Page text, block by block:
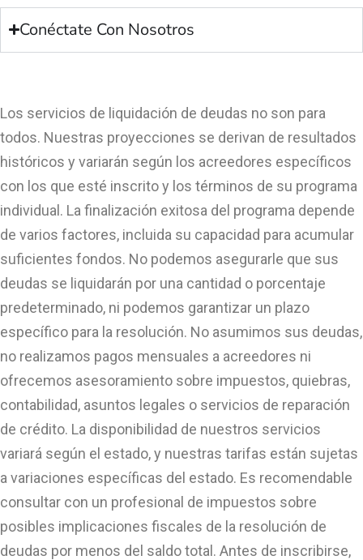
Conéctate Con Nosotros
Los servicios de liquidación de deudas no son para
todos. Nuestras proyecciones se derivan de resultados
históricos y variarán según los acreedores específicos
con los que esté inscrito y los términos de su programa
individual. La finalización exitosa del programa depende
de varios factores, incluida su capacidad para acumular
suficientes fondos. No podemos asegurarle que sus
deudas se liquidarán por una cantidad o porcentaje
predeterminado, ni podemos garantizar un plazo
específico para la resolución. No asumimos sus deudas,
no realizamos pagos mensuales a acreedores ni
ofrecemos asesoramiento sobre impuestos, quiebras,
contabilidad, asuntos legales o servicios de reparación
de crédito. La disponibilidad de nuestros servicios
variará según el estado, y nuestras tarifas están sujetas
a variaciones específicas del estado. Es recomendable
consultar con un profesional de impuestos sobre
posibles implicaciones fiscales de la resolución de
deudas por menos del saldo total. Antes de inscribirse,